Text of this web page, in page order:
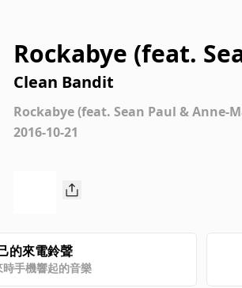
Rockabye (feat.
Clean Bandit
Rockabye (feat. Sean Paul & Anne-
2016-10-21
的來電鈴聲
時手機響起的音樂